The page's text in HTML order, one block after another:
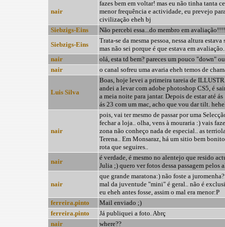
nair
fazes bem em voltar! mas eu não tinha tanta
menor frequência e actividade, eu prevejo
civilização eheh bj
Siebzigs-Eins
Não percebi essa...do membro em
Siebzigs-Eins
Trata-se da mesma pessoa, nessa altura
mas não sei porque é que estava em avaliação.
nair
olá, esta td bem? pareces um pouco "down"
nair
o canal sofreu uma avaria eheh temos de
Luis Silva
Boas, hoje levei a primeira tareia de
andei a levar com adobe photoshop CS5, é
a meia noite para jantar. Depois de estar até
ás 23 com um mac, acho que vou dar tilt.
nair
pois, vai ter mesmo de passar por uma
fechar a loja.. olha, vens à mouraria :) vais
zona não conheço nada de especial.. as
Terena.. Em Monsaraz, há um sitio bem
rota que seguires..
nair
é verdade, é mesmo no alentejo que resido
Julia ;) quero ver fotos dessa passagem pelos
nair
que grande maratona:) não foste a
mal da juventude "mini" é geral.. não é
eu eheh antes fosse, assim o mal era menor:P
ferreira.pinto
Mail enviado ;)
ferreira.pinto
Já publiquei a foto. Abrç
nair
where??